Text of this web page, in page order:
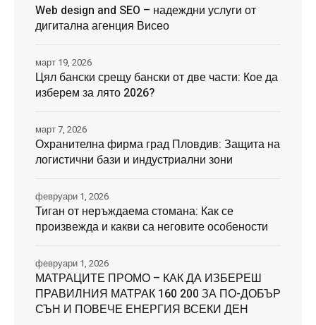
Web design and SEO – надеждни услуги от
дигитална агенция Висео
Цял бански срещу бански от две части: Кое да
изберем за лято 2026?
март 19, 2026
Охранителна фирма град Пловдив: Защита на
логистични бази и индустриални зони
март 7, 2026
Тиган от неръждаема стомана: Как се
произвежда и какви са неговите особености
февруари 1, 2026
МАТРАЦИТЕ ПРОМО – КАК ДА ИЗБЕРЕШ
ПРАВИЛНИЯ МАТРАК 160 200 ЗА ПО-ДОБЪР
СЪН И ПОВЕЧЕ ЕНЕРГИЯ ВСЕКИ ДЕН
февруари 1, 2026